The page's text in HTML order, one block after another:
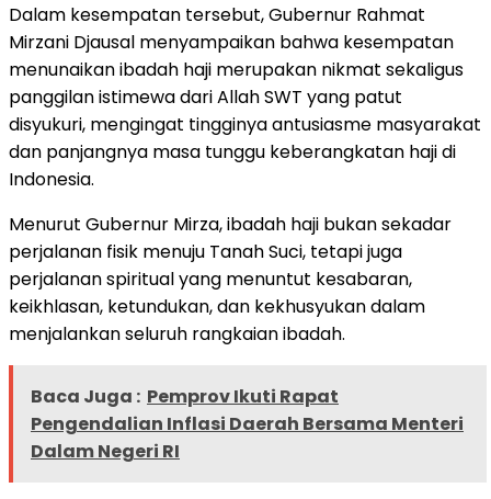
Dalam kesempatan tersebut, Gubernur Rahmat
Mirzani Djausal menyampaikan bahwa kesempatan
menunaikan ibadah haji merupakan nikmat sekaligus
panggilan istimewa dari Allah SWT yang patut
disyukuri, mengingat tingginya antusiasme masyarakat
dan panjangnya masa tunggu keberangkatan haji di
Indonesia.
Menurut Gubernur Mirza, ibadah haji bukan sekadar
perjalanan fisik menuju Tanah Suci, tetapi juga
perjalanan spiritual yang menuntut kesabaran,
keikhlasan, ketundukan, dan kekhusyukan dalam
menjalankan seluruh rangkaian ibadah.
Baca Juga : Pemprov Ikuti Rapat
Pengendalian Inflasi Daerah Bersama Menteri
Dalam Negeri RI